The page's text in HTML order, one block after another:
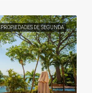
PROPIEDADES DE SEGUNDA